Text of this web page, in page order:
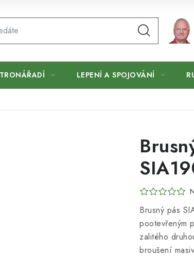
LEPENÍ A SPOJOVÁNÍ
Brusný pás
pootevřeným
zalitého
broušení